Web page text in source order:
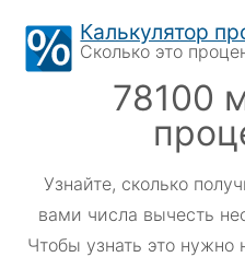
content
Калькулятор
Сколько это
78100
Узнайте, сколько
вами числа вычесть
Чтобы узнать это нужно